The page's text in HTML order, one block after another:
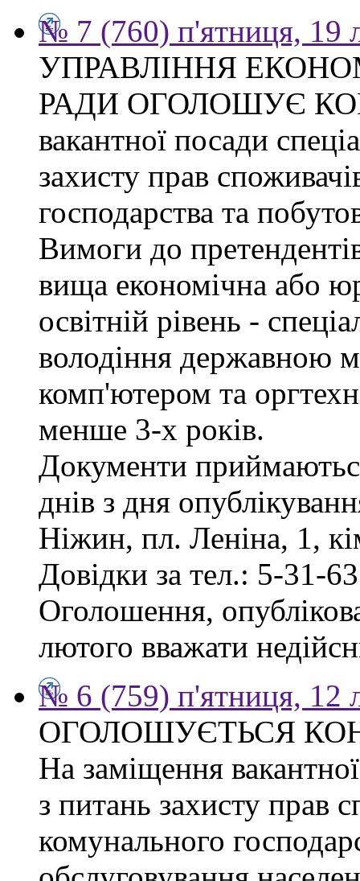
№ 7 (760) п'ятниця, 19
УПРАВЛІННЯ
РАДИ ОГОЛОШУЄ
вакантної посади
захисту прав
господарства та
Вимоги до
вища економічна або
освітній рівень -
володіння державною
комп'ютером та
менше 3-х років.
Документи
днів з дня
Ніжин, пл. Леніна, 1,
Довідки за тел.: 5-31-
Оголошення,
лютого вважати
№ 6 (759) п'ятниця, 12
ОГОЛОШУЄТЬСЯ
На заміщення вакантної
з питань захисту прав
комунального